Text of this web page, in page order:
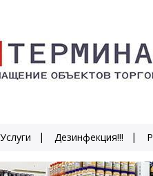
Услуги Дезинфекция!!!